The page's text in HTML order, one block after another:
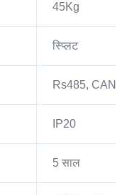
45Kg
स्प्लिट
Rs485, CAN
IP20
5 साल